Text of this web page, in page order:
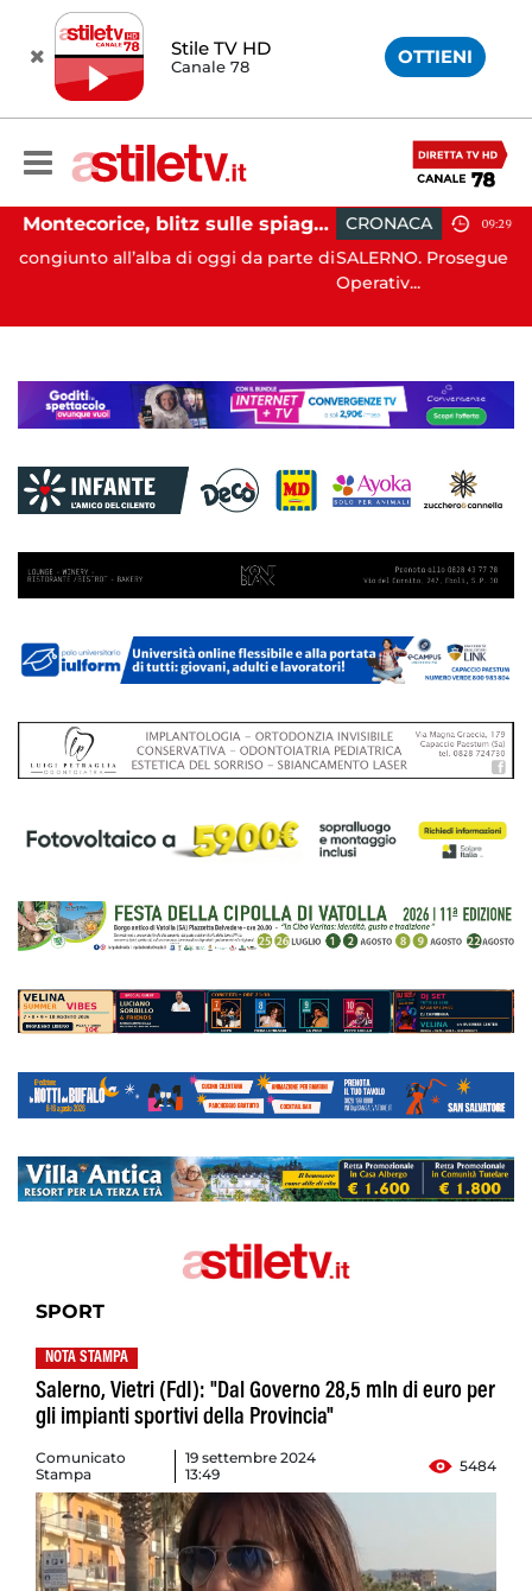
Stile TV HD
Canale 78 OTTIENI
Montecorice, blitz sulle spiagge libere: sequestrati oltre 300 ombrelloni e lettini lasciati sull’arenile
oggi da parte di
CRONACA 09:29
SALERNO. Prosegue l’attività di controllo
SPORT
NOTA STAMPA
Salerno, Vietri (FdI): "Dal Governo 28,5 mln di euro per
gli impianti sportivi della Provincia"
Comunicato
Stampa
19 settembre 2024
13:49
5484